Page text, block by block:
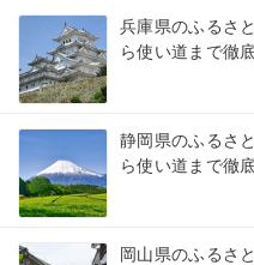
兵庫県のふるさ
ら使い道まで徹
静岡県のふるさ
ら使い道まで徹
岡山県のふるさ